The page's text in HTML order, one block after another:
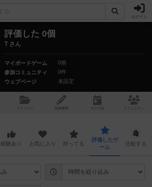
ログイン
評価した 0個
T さん
マイボードゲーム
0個
参加コミュニティ
0件
ウェブページ
未設定
マイリスト 投稿履歴 ボ ドゲ コミュニティ
経験あり お気に入り 持ってる
評価したゲ
ーム
比較する